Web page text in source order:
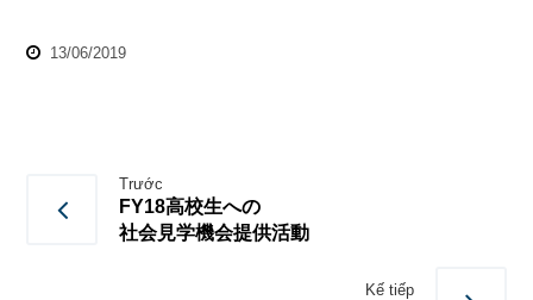
13/06/2019
Trước
FY18高校生への
社会見学機会提供活動
Kế tiếp